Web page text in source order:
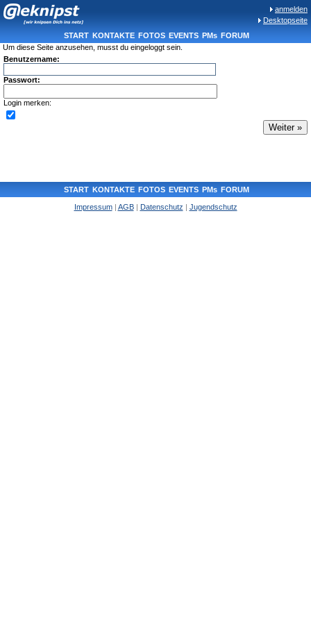
anmelden
Desktopseite
START KONTAKTE FOTOS EVENTS PMs FORUM
Um diese Seite anzusehen, musst du eingeloggt sein.
Benutzername:
Passwort:
Login merken:
START KONTAKTE FOTOS EVENTS PMs FORUM
Impressum| AGB| Datenschutz | Jugendschutz